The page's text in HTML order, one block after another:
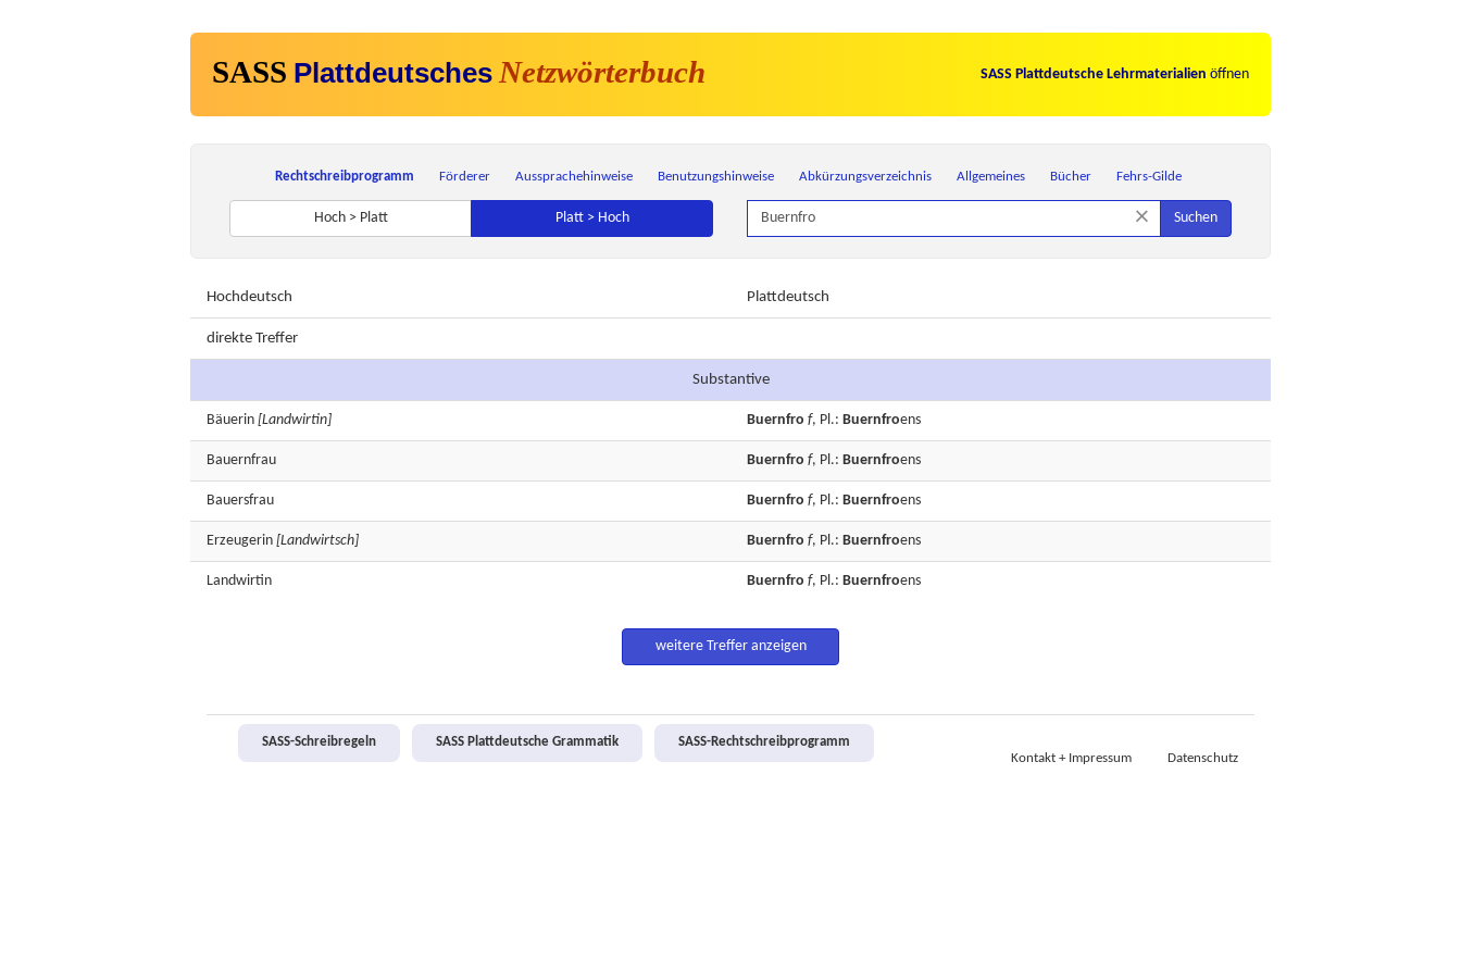
SASS Plattdeutsches Netzwörterbuch SASS Plattdeutsche Lehrmaterialien öffnen
Rechtschreibprogramm Förderer Aussprachehinweise Benutzungshinweise Abkürzungsverzeichnis Allgemeines Bücher Fehrs-Gilde
Hoch > Platt Platt > Hoch × Suchen
Hochdeutsch Plattdeutsch
direkte Treffer
Substantive
Bäuerin [Landwirtin] Buernfro f, Pl.: Buernfroens
Bauernfrau Buernfro f, Pl.: Buernfroens
Bauersfrau Buernfro f, Pl.: Buernfroens
Erzeugerin [Landwirtsch] Buernfro f, Pl.: Buernfroens
Landwirtin Buernfro f, Pl.: Buernfroens
weitere Treffer anzeigen
SASS-Schreibregeln SASS Plattdeutsche Grammatik
SASS-Rechtschreibprogramm
Kontakt + Impressum
Datenschutz